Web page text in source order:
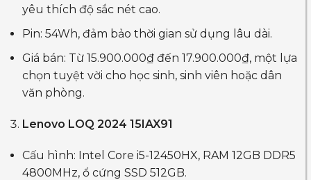
yêu thích độ sắc nét cao.
Pin: 54Wh, đảm bảo thời gian sử dụng lâu dài.
Giá bán: Từ 15.900.000₫ đến 17.900.000₫, một lựa
chọn tuyệt vời cho học sinh, sinh viên hoặc dân
văn phòng.
Lenovo LOQ 2024 15IAX91
Cấu hình: Intel Core i5-12450HX, RAM 12GB DDR5
4800MHz, ổ cứng SSD 512GB.